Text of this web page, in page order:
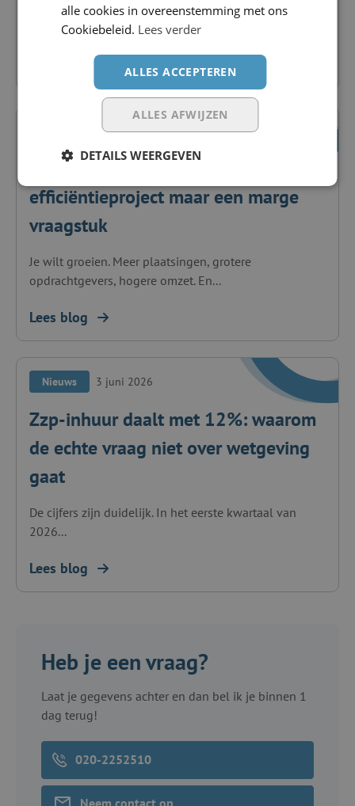
Je zoekt een nieuwe backofficepartner. Meestal begint
dat gesprek bij...
7 juli 2026
Automatisering is geen
efficiëntieproject maar een marge
vraagstuk
Je wilt groeien. Meer plaatsingen, grotere
opdrachtgevers, hogere omzet. En...
Lees blog
Nieuws 3 juni 2026
Zzp-inhuur daalt met 12%: waarom
de echte vraag niet over wetgeving
gaat
De cijfers zijn duidelijk. In het eerste kwartaal van
2026...
Lees blog
Heb je een vraag?
Laat je gegevens achter en dan bel ik je binnen 1
dag terug!
020-2252510
Neem contact op
alle cookies in overeenstemming met ons
Cookiebeleid. Lees verder
ALLES ACCEPTEREN
ALLES AFWIJZEN
DETAILS WEERGEVEN